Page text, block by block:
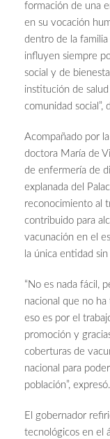
formación de una
en su vocación
dentro de la
influyen siempre
social y de
institución de
comunidad social”,
Acompañado por
doctora María de
de enfermería de
explanada del
reconocimiento al
contribuido para
vacunación en el
la única entidad
“No es nada fácil,
nacional que no
eso es por el
promoción y
coberturas de
nacional para
población”, expresó.
El gobernador
tecnológicos en el